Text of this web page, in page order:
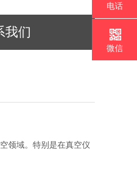
我们
领域。特别是在真空仪
电话
微信